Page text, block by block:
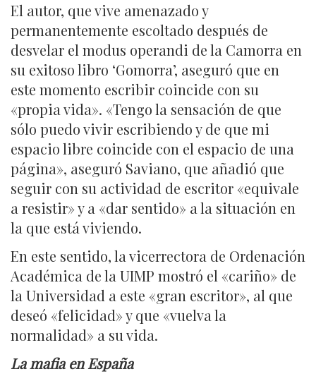
El autor, que vive amenazado y
permanentemente escoltado después de
desvelar el modus operandi de la Camorra en
su exitoso libro ‘Gomorra’, aseguró que en
este momento escribir coincide con su
«propia vida». «Tengo la sensación de que
sólo puedo vivir escribiendo y de que mi
espacio libre coincide con el espacio de una
página», aseguró Saviano, que añadió que
seguir con su actividad de escritor «equivale
a resistir» y a «dar sentido» a la situación en
la que está viviendo.
En este sentido, la vicerrectora de Ordenación
Académica de la UIMP mostró el «cariño» de
la Universidad a este «gran escritor», al que
deseó «felicidad» y que «vuelva la
normalidad» a su vida.
La mafia en España